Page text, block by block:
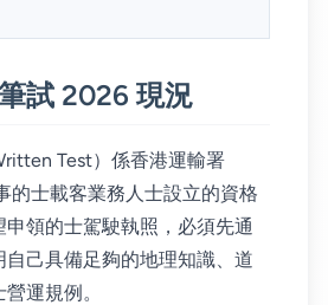
試 2026 現況
Test）係香港運輸署
的士載客業務人士設立的資格
領的士駕駛執照，必須先通
己具備足夠的地理知識、道
運規例。